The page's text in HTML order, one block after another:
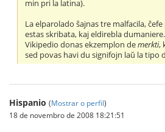
min pri la latina).
La elparolado ŝajnas tre malfacila,
estas skribata, kaj eldirebla dumaniere.
Vikipedio donas ekzemplon demerkti,
sed povas havi du signifojn laŭ la tipo
Hispanio (Mostrar o perfil)
18 de novembro de 2008 18:21:51